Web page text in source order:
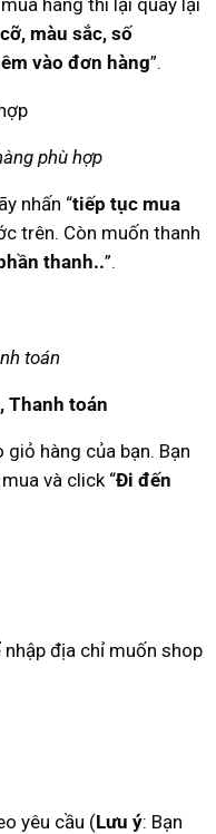
màu sắc, số
vào đơn hàng”.
phù hợp
nhấn “tiếp tục mua
trên. Còn muốn thanh
thanh..”.
toán
Thanh toán
giỏ hàng của bạn. Bạn
và click “Đi đến
nhập địa chỉ muốn shop
yêu cầu (Lưu ý: Bạn